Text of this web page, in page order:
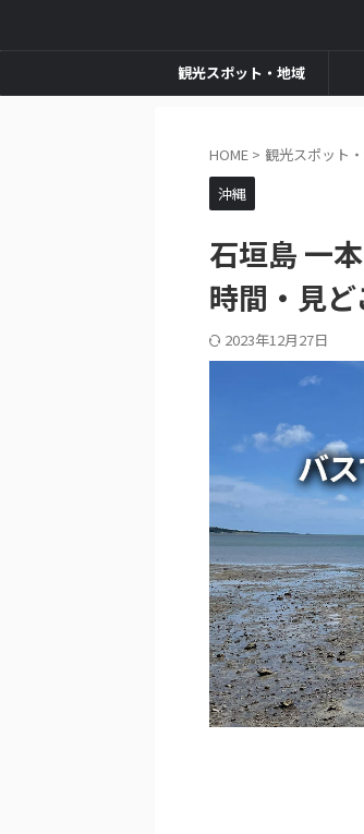
観光スポット・地域
HOME > 観光スポット
沖縄
石垣島 一
時間・見ど
2023年12月27日